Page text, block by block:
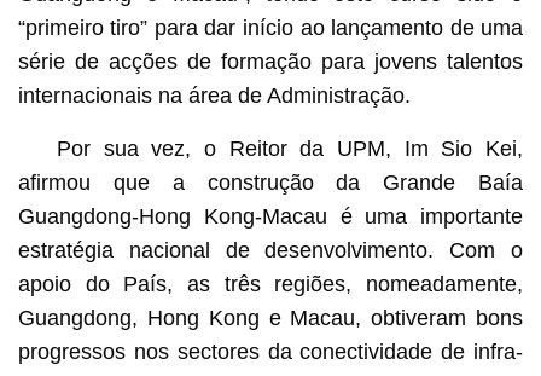
“primeiro tiro” para dar início ao lançamento de uma
série de acções de formação para jovens talentos
internacionais na área de Administração.
Por sua vez, o Reitor da UPM, Im Sio Kei,
afirmou que a construção da Grande Baía
Guangdong-Hong Kong-Macau é uma importante
estratégia nacional de desenvolvimento. Com o
apoio do País, as três regiões, nomeadamente,
Guangdong, Hong Kong e Macau, obtiveram bons
progressos nos sectores da conectividade de infra-